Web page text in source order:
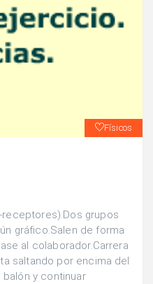
Físicos
grupos
gráfico.Salen de forma
al colaborador.Carrera
saltando por encima del
y continuar